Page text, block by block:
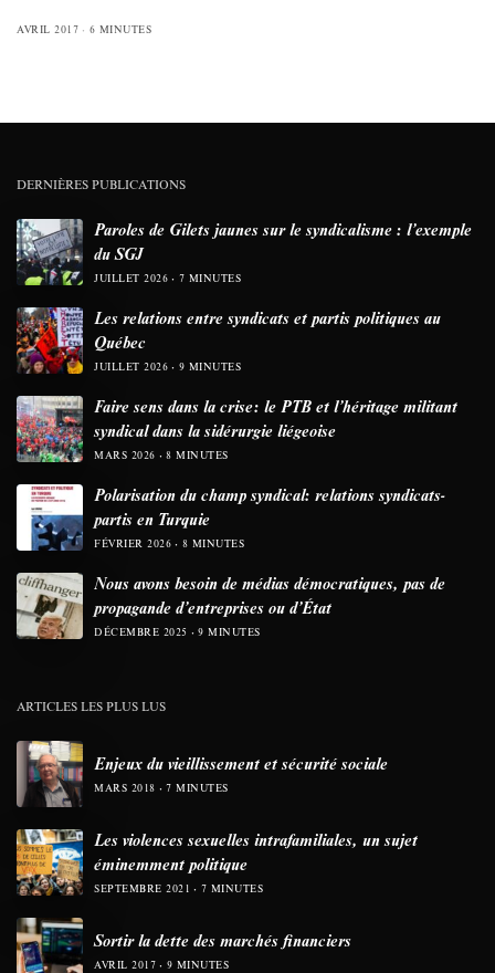
AVRIL 2017 6 MINUTES
DERNIÈRES PUBLICATIONS
Paroles de Gilets jaunes sur le syndicalisme : l’exemple
du SGJ
JUILLET 2026 7 MINUTES
Les relations entre syndicats et partis politiques au
Québec
JUILLET 2026 9 MINUTES
Faire sens dans la crise: le PTB et l’héritage militant
syndical dans la sidérurgie liégeoise
MARS 2026 8 MINUTES
Polarisation du champ syndical: relations syndicats-
partis en Turquie
FÉVRIER 2026 8 MINUTES
Nous avons besoin de médias démocratiques, pas de
propagande d’entreprises ou d’État
DÉCEMBRE 2025 9 MINUTES
ARTICLES LES PLUS LUS
Enjeux du vieillissement et sécurité sociale
MARS 2018 7 MINUTES
Les violences sexuelles intrafamiliales, un sujet
éminemment politique
SEPTEMBRE 2021 7 MINUTES
Sortir la dette des marchés financiers
AVRIL 2017 9 MINUTES